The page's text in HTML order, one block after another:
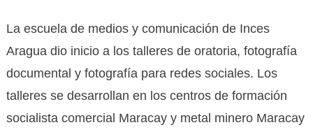
La escuela de medios y comunicación de Inces
Aragua dio inicio a los talleres de oratoria, fotografía
documental y fotografía para redes sociales. Los
talleres se desarrollan en los centros de formación
socialista comercial Maracay y metal minero Maracay